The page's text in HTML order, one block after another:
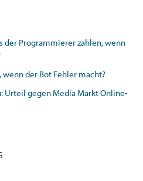
der Programmierer zahlen, wenn
wenn der Bot Fehler macht?
Urteil gegen Media Markt Online-